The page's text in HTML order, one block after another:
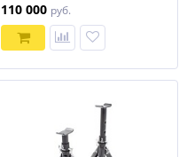
110 000 руб.